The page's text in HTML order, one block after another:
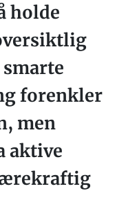
holde
forenkler
men
aktive